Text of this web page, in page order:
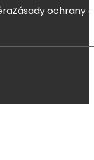
Zásady ochrany